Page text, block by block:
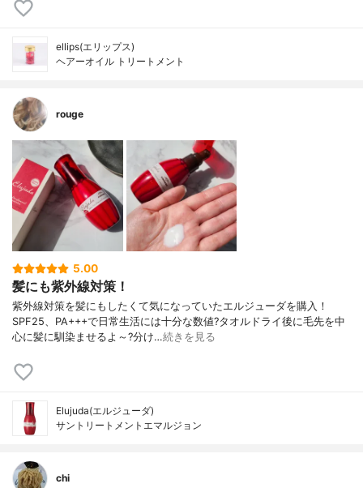
ellips(エリップス)
ヘアーオイル トリートメント
rouge
5.00
髪にも紫外線対策！
紫外線対策を髪にもしたくて気になっていたエルジューダを購入！
SPF25、PA+++で日常生活には十分な数値?タオルドライ後に毛先を中
心に髪に馴染ませるよ～?分け…続きを見る
Elujuda(エルジューダ)
サントリートメントエマルジョン
chi